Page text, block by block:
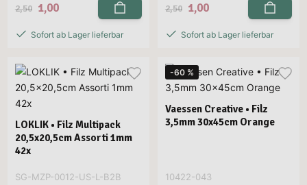
2,50 1,00
Sofort ab Lager lieferbar
2,50 1,00
Sofort ab Lager lieferbar
LOKLIK • Filz Multipack
20,5x20,5cm Assorti 1mm
42x
SG-MZP-0012-US-L-B2B
-60 %
Vaessen Creative • Filz
3,5mm 30x45cm Orange
10422-043